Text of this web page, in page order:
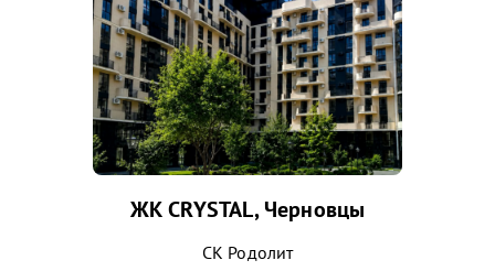
ЖК CRYSTAL, Черновцы
СК Родолит